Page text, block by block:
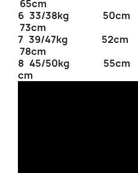
65cm
6 33/
73cm
7 39/
78cm
8 45/50kg
cm